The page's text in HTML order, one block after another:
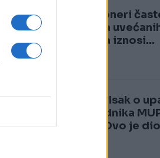
3
Penzioneri
isplata
najniža iznosi...
4
Ramo Isak o
pripadnika
FBiH: Ovo je